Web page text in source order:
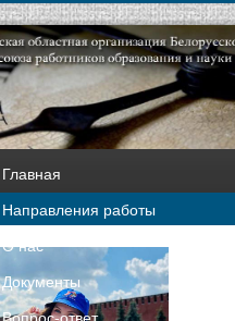
Главная
Направления работы
О нас
Документы